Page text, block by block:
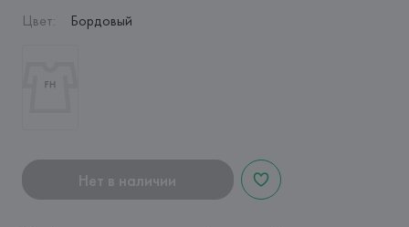
Цвет: Бордовый
Нет в наличии